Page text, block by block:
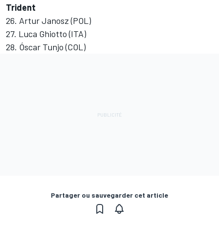
Trident
26. Artur Janosz (POL)
27. Luca Ghiotto (ITA)
28. Óscar Tunjo (COL)
Partager ou sauvegarder cet article